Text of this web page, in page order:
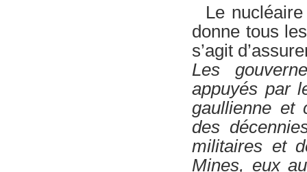
Le
donne tous
s’agit
Les
appuyés par
gaullienne et
des
militaires et
Mines, eux